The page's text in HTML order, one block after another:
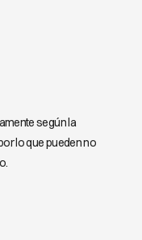
según la
lo que pueden no